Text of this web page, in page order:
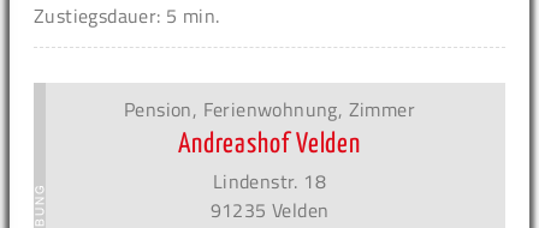
Zustiegsdauer: 5 min.
Pension, Ferienwohnung, Zimmer
Andreashof Velden
Lindenstr. 18
91235 Velden